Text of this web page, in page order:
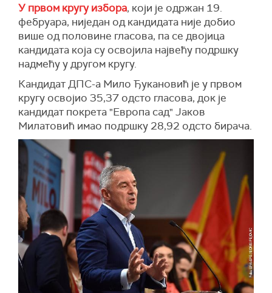
У првом кругу избора, који је одржан 19.
фебруара, ниједан од кандидата није добио
више од половине гласова, па се двојица
кандидата која су освојила највећу подршку
надмећу у другом кругу.
Кандидат ДПС-а Мило Ђукановић је у првом
кругу освојио 35,37 одсто гласова, док је
кандидат покрета "Европа сад" Јаков
Милатовић имао подршку 28,92 одсто бирача.